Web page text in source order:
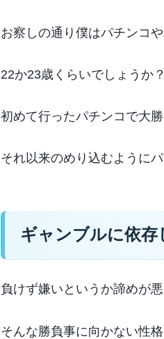
お察しの通り僕はパチンコ
22か23歳くらいでしょうか？
初めて行ったパチンコで大勝
それ以来のめり込むように
ギャンブルに依存
負けず嫌いというか諦めが
そんな勝負事に向かない性